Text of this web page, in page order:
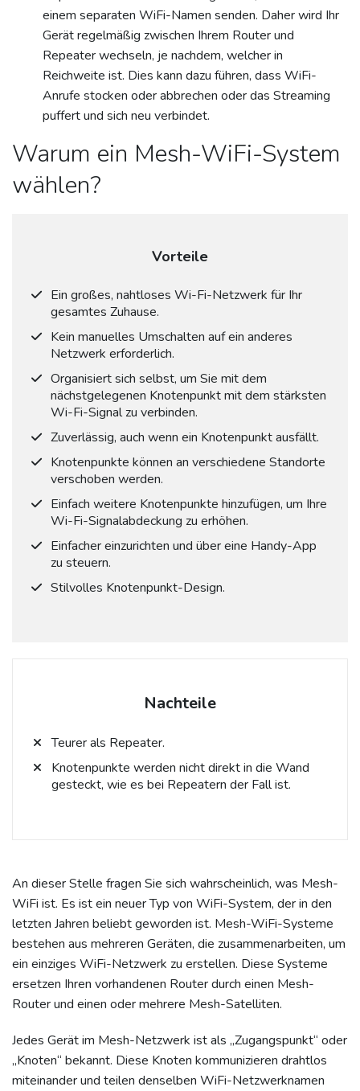
einem separaten WiFi-Namen senden. Daher wird Ihr
Gerät regelmäßig zwischen Ihrem Router und
Repeater wechseln, je nachdem, welcher in
Reichweite ist. Dies kann dazu führen, dass WiFi-
Anrufe stocken oder abbrechen oder das Streaming
puffert und sich neu verbindet.
Warum ein Mesh-WiFi-System
wählen?
Vorteile
Ein großes, nahtloses Wi-Fi-Netzwerk für Ihr
gesamtes Zuhause.
Kein manuelles Umschalten auf ein anderes
Netzwerk erforderlich.
Organisiert sich selbst, um Sie mit dem
nächstgelegenen Knotenpunkt mit dem stärksten
Wi-Fi-Signal zu verbinden.
Zuverlässig, auch wenn ein Knotenpunkt ausfällt.
Knotenpunkte können an verschiedene Standorte
verschoben werden.
Einfach weitere Knotenpunkte hinzufügen, um Ihre
Wi-Fi-Signalabdeckung zu erhöhen.
Einfacher einzurichten und über eine Handy-App
zu steuern.
Stilvolles Knotenpunkt-Design.
Nachteile
Teurer als Repeater.
Knotenpunkte werden nicht direkt in die Wand
gesteckt, wie es bei Repeatern der Fall ist.
An dieser Stelle fragen Sie sich wahrscheinlich, was Mesh-
WiFi ist. Es ist ein neuer Typ von WiFi-System, der in den
letzten Jahren beliebt geworden ist. Mesh-WiFi-Systeme
bestehen aus mehreren Geräten, die zusammenarbeiten, um
ein einziges WiFi-Netzwerk zu erstellen. Diese Systeme
ersetzen Ihren vorhandenen Router durch einen Mesh-
Router und einen oder mehrere Mesh-Satelliten.
Jedes Gerät im Mesh-Netzwerk ist als „Zugangspunkt“ oder
„Knoten“ bekannt. Diese Knoten kommunizieren drahtlos
miteinander und teilen denselben WiFi-Netzwerknamen